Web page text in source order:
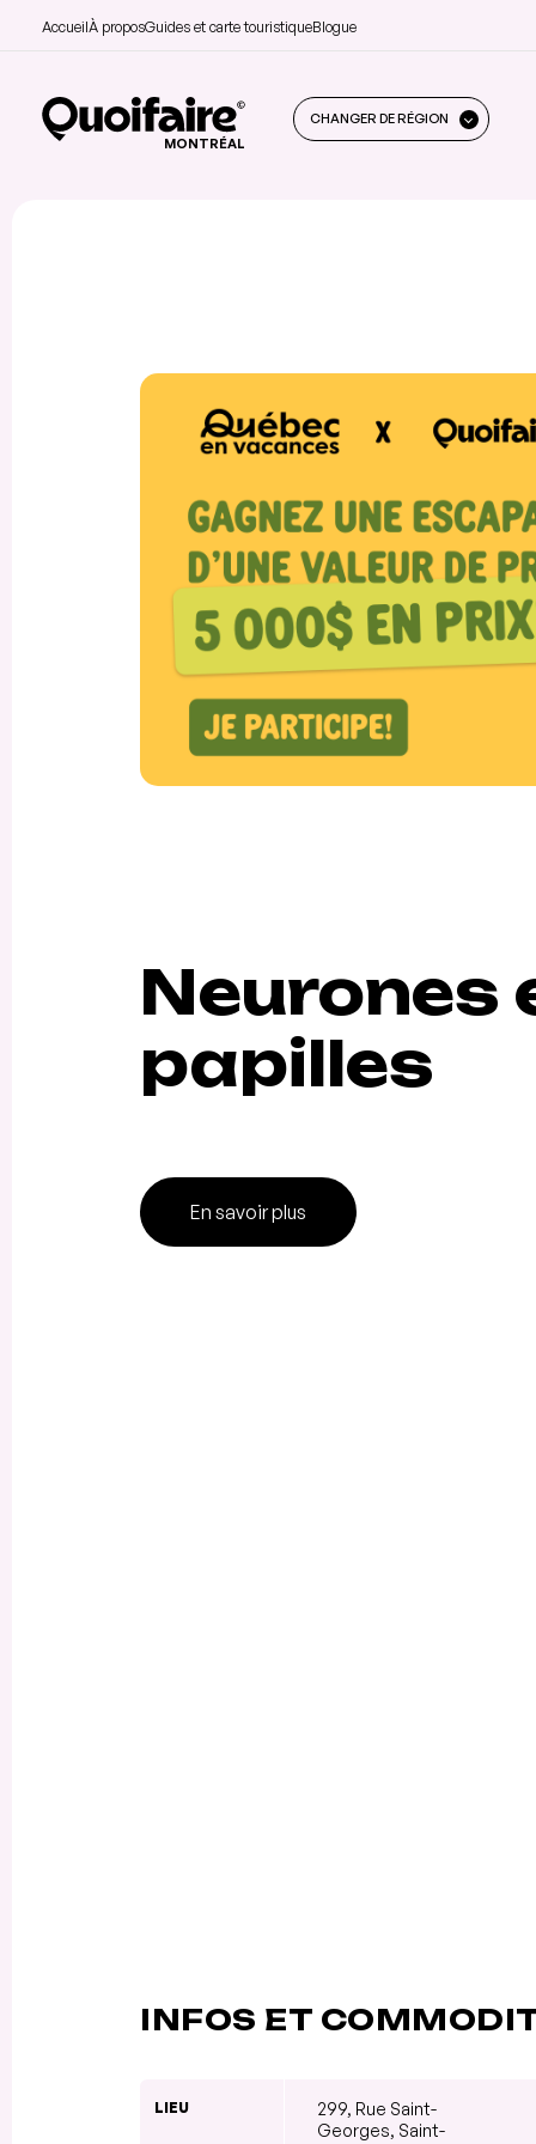
AccueilÀ proposGuides et carte touristiqueBlogue
MONTRÉAL
CHANGER DE RÉGION
Neurones
papilles
En savoir plus
INFOS ET
LIEU
299, Rue Saint-
Georges, Saint-